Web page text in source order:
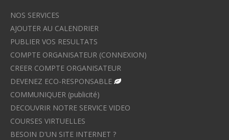
NOS SERVICES
AJOUTER AU CALENDRIER
PUBLIER VOS RESULTATS
COMPTE ORGANISATEUR (CONNEXION)
CREER COMPTE ORGANISATEUR
DEVENEZ ECO-RESPONSABLE
COMMUNIQUER (publicité)
DECOUVRIR NOTRE SERVICE VIDEO
COURSES VIRTUELLES
BESOIN D'UN SITE INTERNET ?